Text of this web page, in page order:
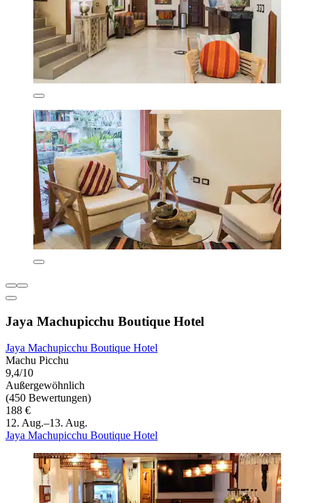
Jaya Machupicchu Boutique Hotel
Jaya Machupicchu Boutique Hotel
Machu Picchu
9,4/10
Außergewöhnlich
(450 Bewertungen)
188 €
12. Aug.–13. Aug.
Jaya Machupicchu Boutique Hotel